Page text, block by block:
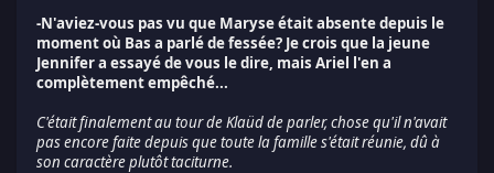
-N'aviez-vous pas vu que Maryse était absente depuis le
moment où Bas a parlé de fessée? Je crois que la jeune
Jennifer a essayé de vous le dire, mais Ariel l'en a
complètement empêché...
C'était finalement au tour de Klaüd de parler, chose qu'il n'avait
pas encore faite depuis que toute la famille s'était réunie, dû à
son caractère plutôt taciturne.